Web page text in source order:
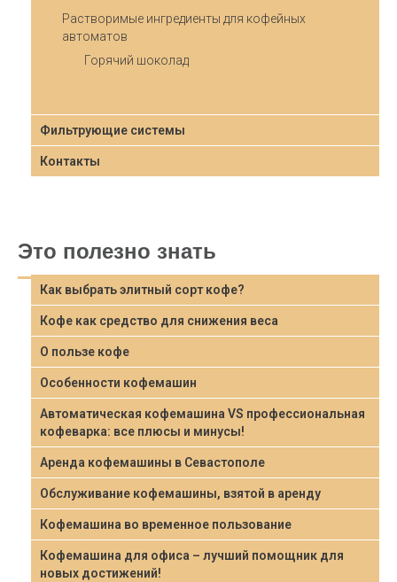
Растворимые ингредиенты для кофейных
автоматов
Горячий шоколад
Фильтрующие системы
Контакты
Это полезно знать
Как выбрать элитный сорт кофе?
Кофе как средство для снижения веса
О пользе кофе
Особенности кофемашин
Автоматическая кофемашина VS профессиональная
кофеварка: все плюсы и минусы!
Аренда кофемашины в Севастополе
Обслуживание кофемашины, взятой в аренду
Кофемашина во временное пользование
Кофемашина для офиса – лучший помощник для
новых достижений!